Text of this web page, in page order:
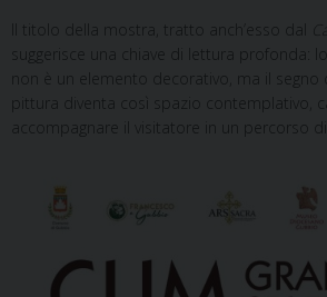
Il titolo della mostra, tratto anch’esso dal
suggerisce una chiave di lettura profonda:
non è un elemento decorativo, ma il segno
pittura diventa così spazio contemplativo,
accompagnare il visitatore in un percorso di